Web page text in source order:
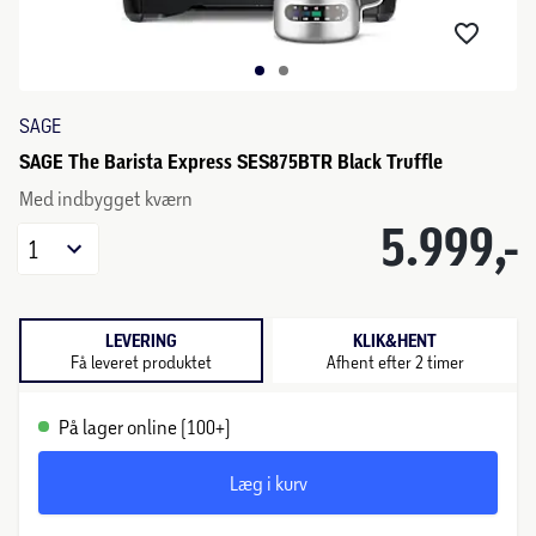
SAGE
SAGE The Barista Express SES875BTR Black Truffle
Med indbygget kværn
5.999,-
1
LEVERING
Få leveret produktet
KLIK&HENT
Afhent efter 2 timer
På lager online (100+)
Læg i kurv